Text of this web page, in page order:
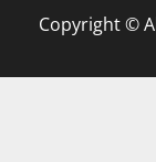
Copyright ©